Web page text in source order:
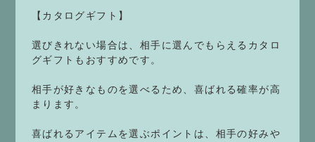
【カタログギフト】
選びきれない場合は、相手に選んでもらえるカタロ
グギフトもおすすめです。
相手が好きなものを選べるため、喜ばれる確率が高
まります。
喜ばれるアイテムを選ぶポイントは、相手の好みや